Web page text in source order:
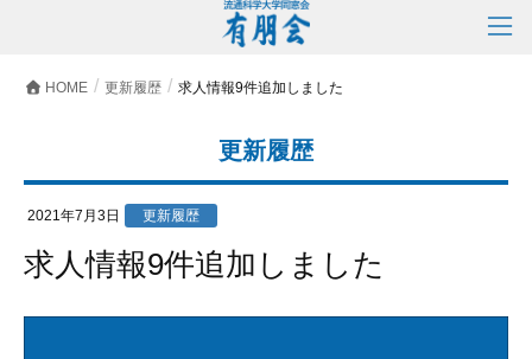
HOME 更新履歴 求人情報9件追加しました
更新履歴
2021年7月3日 更新履歴
求人情報9件追加しました